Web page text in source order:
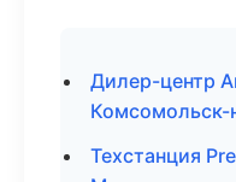
Дилер-центр
Техстанция